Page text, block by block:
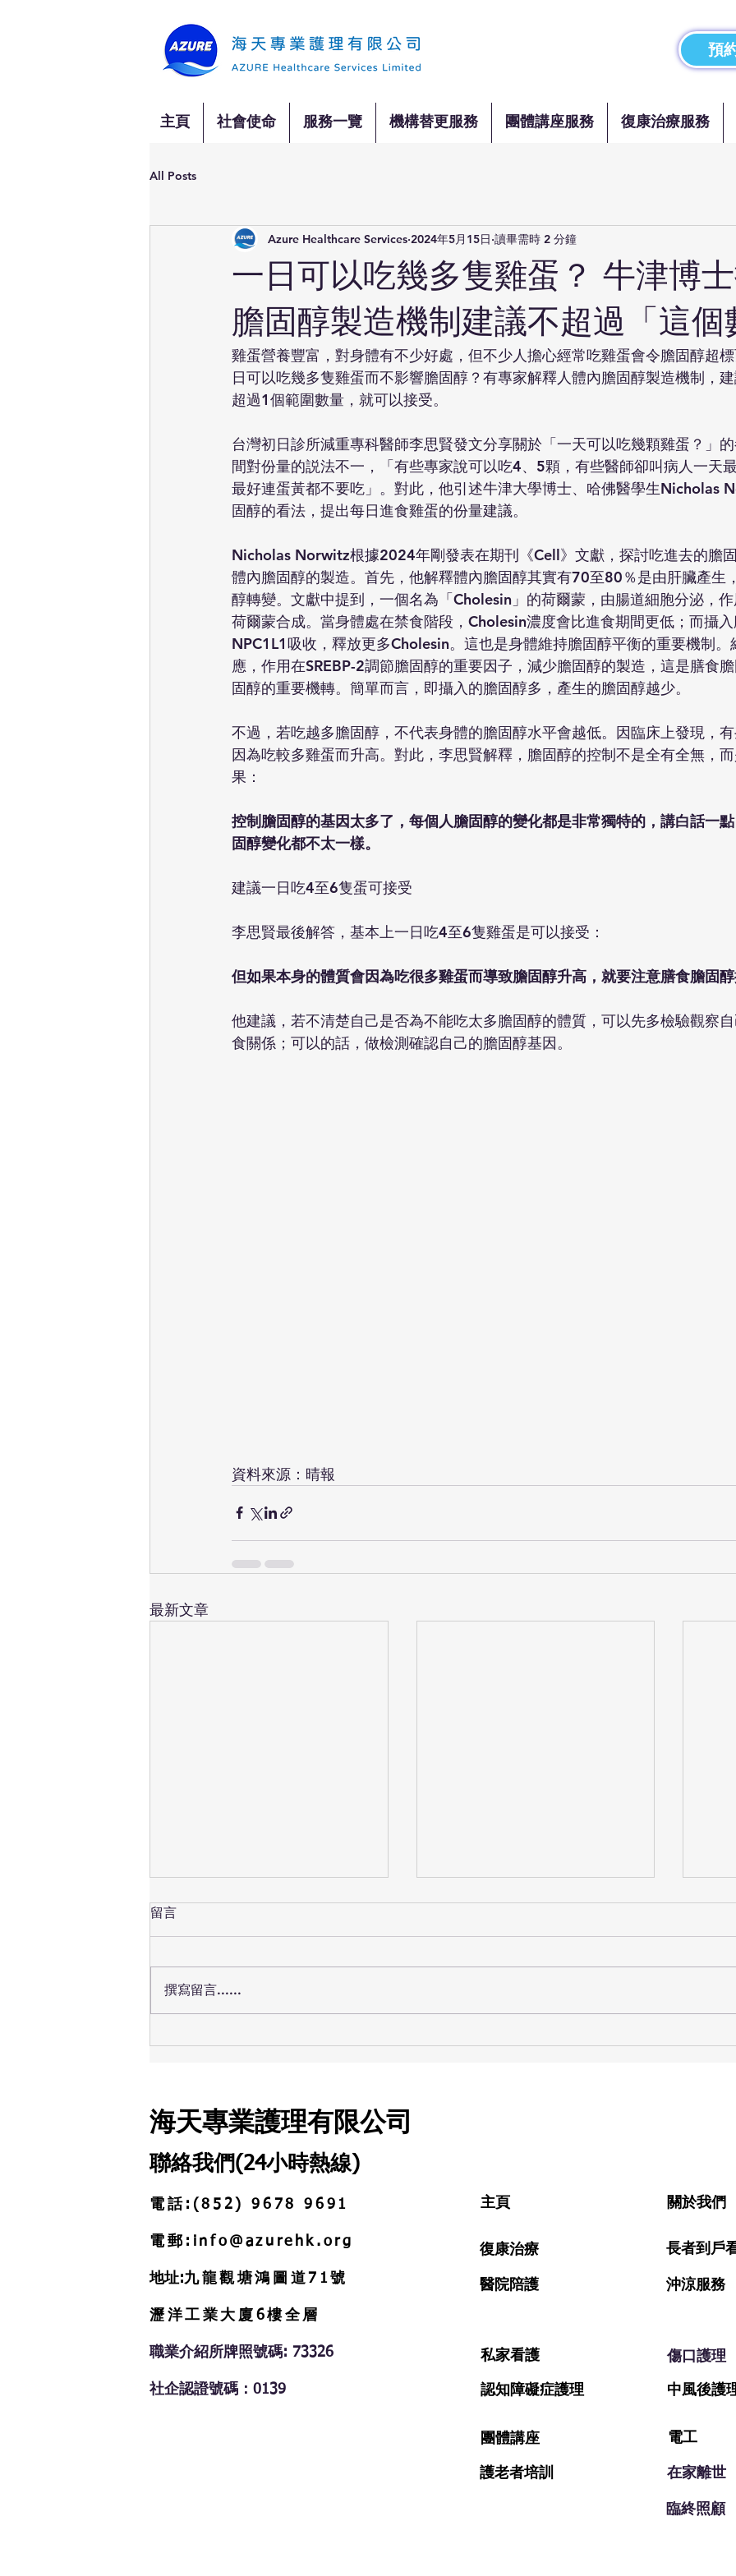
預
主頁 社會使命 服務一覽 機構替更服務 團體講座服務 復康治療服務
All Posts
一日可以吃幾多隻雞蛋？ 牛津博
膽固醇製造機制建議不超過「這個
Azure Healthcare Services 2024年5月15日 讀畢需時 2 分鐘
雞蛋營養豐富，對身體有不少好處，但不少人擔心經常吃雞蛋會令膽固醇超
日可以吃幾多隻雞蛋而不影響膽固醇？有專家解釋人體內膽固醇製造機制，
超過1個範圍數量，就可以接受。
台灣初日診所減重專科醫師李思賢發文分享關於「一天可以吃幾顆雞蛋？」
間對份量的説法不一，「有些專家說可以吃4、5顆，有些醫師卻叫病人一天
最好連蛋黃都不要吃」。對此，他引述牛津大學博士、哈佛醫學生Nicholas
固醇的看法，提出每日進食雞蛋的份量建議。
Nicholas Norwitz根據2024年剛發表在期刊《Cell》文獻，探討吃進去的膽
體內膽固醇的製造。首先，他解釋體內膽固醇其實有70至80％是由肝臟產生
醇轉變。文獻中提到，一個名為「Cholesin」的荷爾蒙，由腸道細胞分泌，
荷爾蒙合成。當身體處在禁食階段，Cholesin濃度會比進食期間更低；而攝
NPC1L1吸收，釋放更多Cholesin。這也是身體維持膽固醇平衡的重要機制。
應，作用在SREBP-2調節膽固醇的重要因子，減少膽固醇的製造，這是膳食
固醇的重要機轉。簡單而言，即攝入的膽固醇多，產生的膽固醇越少。
不過，若吃越多膽固醇，不代表身體的膽固醇水平會越低。因臨床上發現，
因為吃較多雞蛋而升高。對此，李思賢解釋，膽固醇的控制不是全有全無，
果：
控制膽固醇的基因太多了，每個人膽固醇的變化都是非常獨特的，講白話一
固醇變化都不太一樣。
建議一日吃4至6隻蛋可接受
李思賢最後解答，基本上一日吃4至6隻雞蛋是可以接受：
但如果本身的體質會因為吃很多雞蛋而導致膽固醇升高，就要注意膳食膽固
他建議，若不清楚自己是否為不能吃太多膽固醇的體質，可以先多檢驗觀察
食關係；可以的話，做檢測確認自己的膽固醇基因。
資料來源：晴報
最新文章
留言
撰寫留言......
海天專業護理有限公司
聯絡我們(24小時熱線)
電話:(852) 9678 9691
電郵:info@azurehk.org
地址:九龍觀塘鴻圖道71號
瀝洋工業大廈6樓全層
職業介紹所牌照號碼: 73326
​社企認證號碼：0139
​主頁
復康治療
醫院陪護
私家看護
認知障礙症護理
團體講座
​護老者培訓
​關於我們
長者到戶
​沖涼服務
​傷口護理
中風後護
電工
在家離世
​臨終照顧